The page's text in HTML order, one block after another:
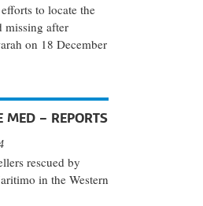
to locate the
missing after
on 18 December
MED – REPORTS
rescued by
in the Western